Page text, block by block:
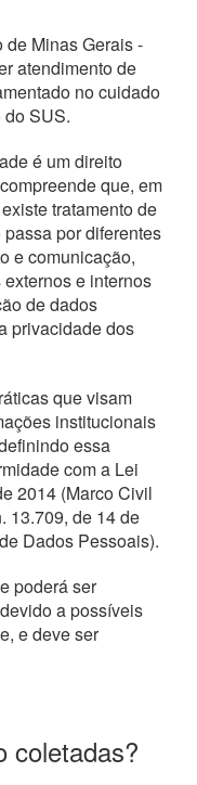
Minas Gerais -
atendimento de
no cuidado
SUS.
é um direito
que, em
tratamento de
por diferentes
e comunicação,
e internos
de dados
privacidade dos
que visam
institucionais
essa
com a Lei
2014 (Marco Civil
13.709, de 14 de
Dados Pessoais).
poderá ser
a possíveis
e deve ser
coletadas?